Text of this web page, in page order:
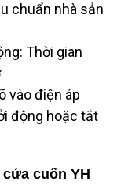
chuẩn nhà sản
Thời gian
vào điện áp
động hoặc tắt
cuốn YH